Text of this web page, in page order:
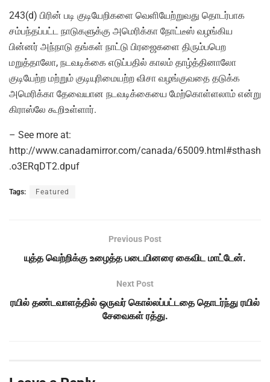
243(d) பிரின் படி குடியேறிகளை வெளியேற்றுவது தொடர்பாக
சம்பந்தப்பட்ட நாடுகளுக்கு அமெரிக்கா நோட்டீஸ் வழங்கிய
பின்னர் அந்நாடு தங்கள் நாட்டு பிரஜைகளை திரும்பபெற
மறுத்தாலோ, நடவடிக்கை எடுப்பதில் காலம் தாழ்த்தினாலோ
குடியேற்ற மற்றும் குடியுரிமையற்ற விசா வழங்குவதை தடுக்க
அமெரிக்கா தேவையான நடவடிக்கையை மேற்கொள்ளலாம் என்று
கிராஸ்லே கூறிஉள்ளார்.
– See more at:
http://www.canadamirror.com/canada/65009.html#sthash
.o3ERqDT2.dpuf
Tags: Featured
Previous Post
யுத்த வெற்றிக்கு உழைத்த படையினரை கைவிட மாட்டேன்.
Next Post
ரயில் தண்டவாளத்தில் ஒருவர் கொல்லப்பட்டதை தொடர்ந்து ரயில்
சேவைகள் ரத்து.